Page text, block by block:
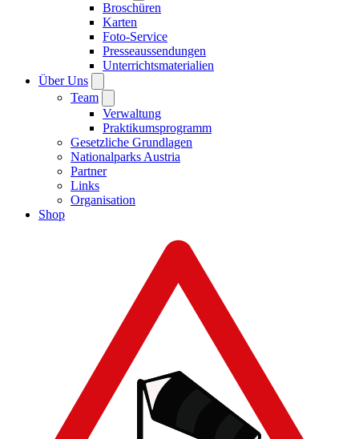
Broschüren
Karten
Foto-Service
Presseaussendungen
Unterrichtsmaterialien
Über Uns
Team
Verwaltung
Praktikumsprogramm
Gesetzliche Grundlagen
Nationalparks Austria
Partner
Links
Organisation
Shop